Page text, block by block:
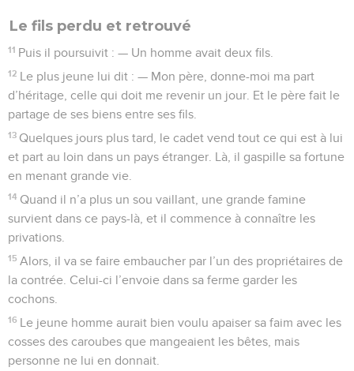
Le fils perdu et retrouvé
11 Puis il poursuivit : — Un homme avait deux fils.
12 Le plus jeune lui dit : — Mon père, donne-moi ma part
d’héritage, celle qui doit me revenir un jour. Et le père fait le
partage de ses biens entre ses fils.
13 Quelques jours plus tard, le cadet vend tout ce qui est à lui
et part au loin dans un pays étranger. Là, il gaspille sa fortune
en menant grande vie.
14 Quand il n’a plus un sou vaillant, une grande famine
survient dans ce pays-là, et il commence à connaître les
privations.
15 Alors, il va se faire embaucher par l’un des propriétaires de
la contrée. Celui-ci l’envoie dans sa ferme garder les
cochons.
16 Le jeune homme aurait bien voulu apaiser sa faim avec les
cosses des caroubes que mangeaient les bêtes, mais
personne ne lui en donnait.